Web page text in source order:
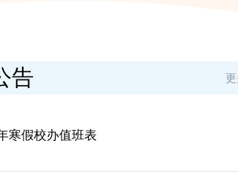
告
寒假校办值班表